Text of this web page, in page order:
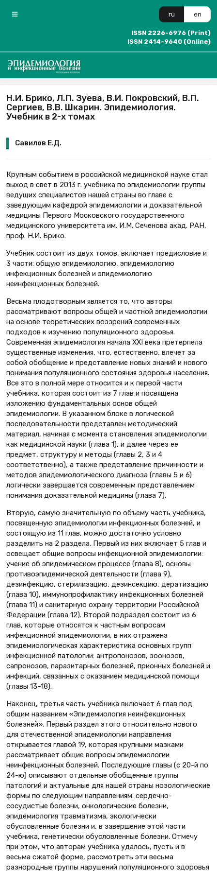
ru en
ISSN 2226-6976 (Print)
ISSN 2414-9640 (Online)
Н.И. Брико, Л.П. Зуева, В.И. Покровский, В.П.
Сергиев, В.В. Шкарин. Эпидемиология.
Учебник в 2-х томах
Савилов Е.Д.
Крупным событием в российской медицинской науке стал
выход в свет в 2013 г. учебника по эпидемиологии группы
ведущих специалистов нашей страны во главе с
заведующим кафедрой эпидемиологии и доказательной
медицины Первого Московского государственного
медицинского университета им. И.М. Сеченова акад. РАН,
проф. Н.И. Брико.
Учебник состоит из двух томов, включает предисловие и
3 части: общую эпидемиологию, эпидемиологию
инфекционных болезней и эпидемиологию
неинфекционных болезней.
Весьма плодотворным является то, что авторы
рассматривают вопросы общей и частной эпидемиологии
на основе теоретических воззрений современных
подходов к изучению популяционного здоровья.
Современная эпидемиология начала XXI века претерпела
существенные изменения, что, естественно, влечет за
собой обобщение и представление новых знаний и нового
понимания популяционного состояния здоровья населения.
Все это в полной мере относится и к первой части
учебника, которая состоит из 7 глав и посвящена
изложению фундаментальных основ общей
эпидемиологии. В указанном блоке в логической
последовательности представлен методический
материал, начиная с момента становления эпидемиологии
как медицинской науки (глава 1), и далее через ее
предмет, структуру и методы (главы 2, 3 и 4
соответственно), а также представление причинности и
методов эпидемиологического диагноза (главы 5 и 6)
логически завершается современным представлением
понимания доказательной медицины (глава 7).
Вторую, самую значительную по объему часть учебника,
посвященную эпидемиологии инфекционных болезней, и
состоящую из 11 глав, можно достаточно условно
разделить на 2 раздела. Первый из них включает 5 глав и
освещает общие вопросы инфекционной эпидемиологии:
учение об эпидемическом процессе (глава 8), основы
противоэпидемической деятельности (глава 9),
дезинфекцию, стерилизацию, дезинсекцию, дератизацию
(глава 10), иммунопрофилактику инфекционных болезней
(глава 11) и санитарную охрану территории Российской
Федерации (глава 12). Второй подраздел состоит из 6
глав, которые относятся к частным вопросам
инфекционной эпидемиологии, в них отражена
эпидемиологическая характеристика основных групп
инфекционной патологии: антропонозов, зоонозов,
сапронозов, паразитарных болезней, прионных болезней и
инфекций, связанных с оказанием медицинской помощи
(главы 13–18).
Наконец, третья часть учебника включает 6 глав под
общим названием «Эпидемиология неинфекционных
болезней». Первый раздел этого относительно нового
для отечественной эпидемиологии направления
открывается главой 19, которая крупными мазками
рассматривает общие вопросы эпидемиологии
неинфекционных болезней. Последующие главы (с 20-й по
24-ю) описывают отдельные обобщенные группы
патологий и актуальные для нашей страны нозологические
формы по следующим направлениям: сердечно-
сосудистые болезни, онкологические болезни,
эпидемиология травматизма, экологически
обусловленные болезни и, в завершение этой части
учебника, генетически обусловленные болезни. Отмечу
при этом, что авторам учебника удалось, пусть и в
весьма сжатой форме, рассмотреть эти весьма
разнородные группы нарушений популяционного здоровья